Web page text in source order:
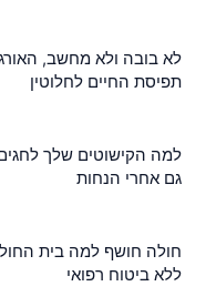
לא בובה ולא מחשב,
תפיסת החיים לחלוטין
למה הקישוטים שלך
גם אחרי הנחות
חולה חושף למה בית
ללא ביטוח רפואי